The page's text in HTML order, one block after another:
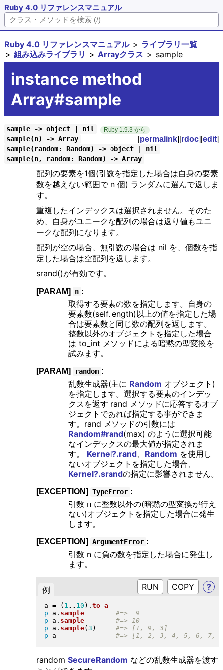
Ruby 4.0 リファレンスマニュアル
Ruby 4.0 リファレンスマニュアル
ライブラリ一覧
組み込みライブラリ
Arrayクラス sample
instance method
Array#sample
sample -> object | nil Ruby 1.9.3 から
[permalink][rdoc][edit]
sample(n) -> Array
sample(random: Random) -> object | nil
sample(n, random: Random) -> Array
配列の要素を1個(引数を指定した場合は自身の要素
数を越えない範囲で n 個) ランダムに選んで返しま
す。
重複したインデックスは選択されません。そのた
め、自身がユニークな配列の場合は返り値もユニ
ークな配列になります。
配列が空の場合、無引数の場合は nil を、個数を指
定した場合は空配列を返します。
srand()が有効です。
[PARAM] n :
取得する要素の数を指定します。自身の
要素数(self.length)以上の値を指定した場
合は要素数と同じ数の配列を返します。
整数以外のオブジェクトを指定した場合
は to_int メソッドによる暗黙の型変換を
試みます。
[PARAM] random :
乱数生成器(主に Random オブジェクト)
を指定します。選択する要素のインデッ
クスを返す rand メソッドに応答するオブ
ジェクトであれば指定する事ができま
す。rand メソッドの引数には
Random#rand(max) のように選択可能
なインデックスの最大値が指定されま
す。 Kernel?.rand、 Random を使用し
ないオブジェクトを指定した場合、
Kernel?.srandの指定に影響されません。
[EXCEPTION] TypeError :
引数 n に整数以外の(暗黙の型変換が行え
ない)オブジェクトを指定した場合に発生
します。
[EXCEPTION] ArgumentError :
引数 n に負の数を指定した場合に発生し
ます。
例 RUN ?
a = ( 1 .. 10 ) . to_a
p a . sample
p a . sample
p a . sample(3 )
p a
random SecureRandom などの乱数生成器を渡す